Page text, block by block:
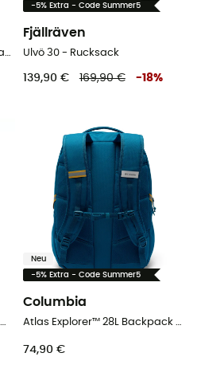
-5% Extra - Code Summer5
Fjällräven
Ulvö 30 - Rucksack
139,90 € 169,90 € -18%
Neu
-5% Extra - Code Summer5
Columbia
74,90 €